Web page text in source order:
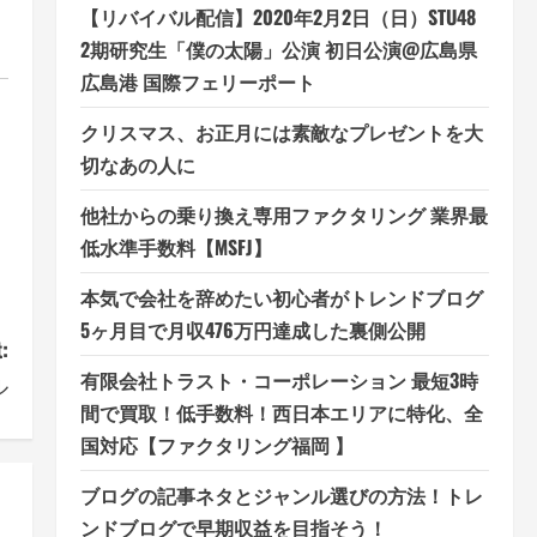
【リバイバル配信】2020年2月2日（日）STU48
2期研究生「僕の太陽」公演 初日公演@広島県
広島港 国際フェリーポート
クリスマス、お正月には素敵なプレゼントを大
切なあの人に
他社からの乗り換え専用ファクタリング 業界最
低水準手数料【MSFJ】
本気で会社を辞めたい初心者がトレンドブログ
5ヶ月目で月収476万円達成した裏側公開
有限会社トラスト・コーポレーション 最短3時
間で買取！低手数料！西日本エリアに特化、全
国対応【ファクタリング福岡 】
ブログの記事ネタとジャンル選びの方法！トレ
ンドブログで早期収益を目指そう！